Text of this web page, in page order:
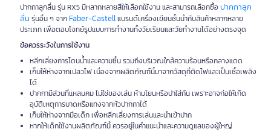
ปากกาลูกลื่น รุ่น RX5 มีหลากหลายสีให้เลือกใช้งาน และสามารถเลือกซื้อปากกาลูก
ลื่น รุ่นอื่น ๆ จากFaber-Castellแบรนด์เครื่องเขียนชั้นนำกับสินค้าหลากหลาย
ประเภท เพื่อตอบโจทย์รูปแบบการทำงานทั้งวัยเรียนและวัยทำงานได้อย่างตรงจุด
ข้อควรระวังในการใช้งาน
หลีกเลี่ยงการโดนน้ำและความชื้น รวมถึงบริเวณใกล้ความร้อนหรือกลางแดด
เก็บให้ห่างจากเปลวไฟ เนื่องจากผลิตภัณฑ์นี้มาจากวัสดุที่ติดไฟและเป็นเชื้อเพลิง
ได้
ปากกามีส่วนที่แหลมคม ไม่ใช่ของเล่น ห้ามโยนหรือปาใส่กัน เพราะอาจก่อให้เกิด
อุบัติเหตุการบาดหรือแทงจากหัวปากกาได้
เก็บให้ห่างจากมือเด็ก เพื่อหลีกเลี่ยงการเล่นและนำเข้าปาก
หากให้เด็กใช้งานผลิตภัณฑ์นี้ ควรอยู่ในคำแนะนำและความดูแลของผู้ใหญ่